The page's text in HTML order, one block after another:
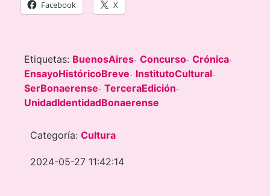
Facebook X
Etiquetas: BuenosAires- Concurso- Crónica-
EnsayoHistóricoBreve- InstitutoCultural-
SerBonaerense- TerceraEdición-
UnidadIdentidadBonaerense
Categoría: Cultura
2024-05-27 11:42:14